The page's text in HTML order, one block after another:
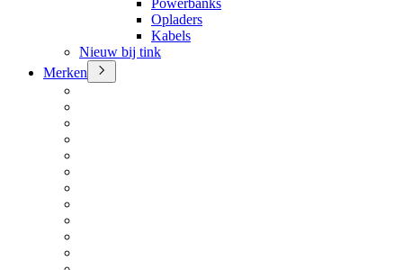
Powerbanks
Opladers
Kabels
Nieuw bij tink
Merken